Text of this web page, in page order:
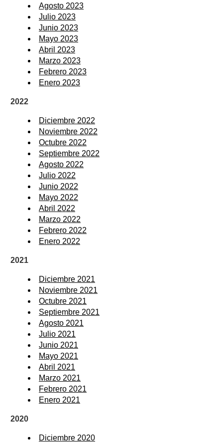
Agosto 2023
Julio 2023
Junio 2023
Mayo 2023
Abril 2023
Marzo 2023
Febrero 2023
Enero 2023
2022
Diciembre 2022
Noviembre 2022
Octubre 2022
Septiembre 2022
Agosto 2022
Julio 2022
Junio 2022
Mayo 2022
Abril 2022
Marzo 2022
Febrero 2022
Enero 2022
2021
Diciembre 2021
Noviembre 2021
Octubre 2021
Septiembre 2021
Agosto 2021
Julio 2021
Junio 2021
Mayo 2021
Abril 2021
Marzo 2021
Febrero 2021
Enero 2021
2020
Diciembre 2020